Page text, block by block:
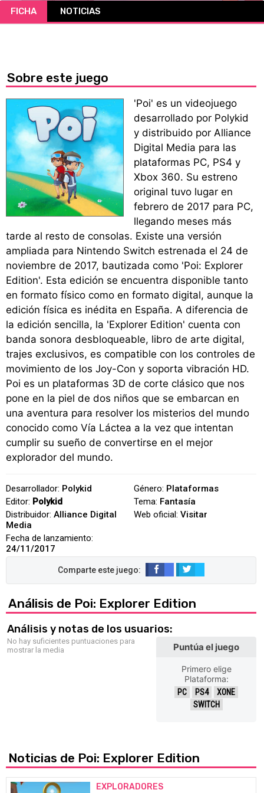
FICHA NOTICIAS
Sobre este juego
'Poi' es un videojuego
desarrollado por Polykid
y distribuido por Alliance
Digital Media para las
plataformas PC, PS4 y
Xbox 360. Su estreno
original tuvo lugar en
febrero de 2017 para PC,
llegando meses más
tarde al resto de consolas. Existe una versión
ampliada para Nintendo Switch estrenada el 24 de
noviembre de 2017, bautizada como 'Poi: Explorer
Edition'. Esta edición se encuentra disponible tanto
en formato físico como en formato digital, aunque la
edición física es inédita en España. A diferencia de
la edición sencilla, la 'Explorer Edition' cuenta con
banda sonora desbloqueable, libro de arte digital,
trajes exclusivos, es compatible con los controles de
movimiento de los Joy-Con y soporta vibración HD.
Poi es un plataformas 3D de corte clásico que nos
pone en la piel de dos niños que se embarcan en
una aventura para resolver los misterios del mundo
conocido como Vía Láctea a la vez que intentan
cumplir su sueño de convertirse en el mejor
explorador del mundo.
Desarrollador: Polykid
Editor: Polykid
Distribuidor: Alliance Digital
Media
Fecha de lanzamiento:
24/11/2017
Género: Plataformas
Tema: Fantasía
Web oficial: Visitar
Análisis de Poi: Explorer Edition
Análisis y notas de los usuarios:
No hay suficientes puntuaciones para
mostrar la media
Puntúa el juego
Primero elige
Plataforma:
PC PS4
XONE
SWITCH
Noticias de Poi: Explorer Edition
EXPLORADORES